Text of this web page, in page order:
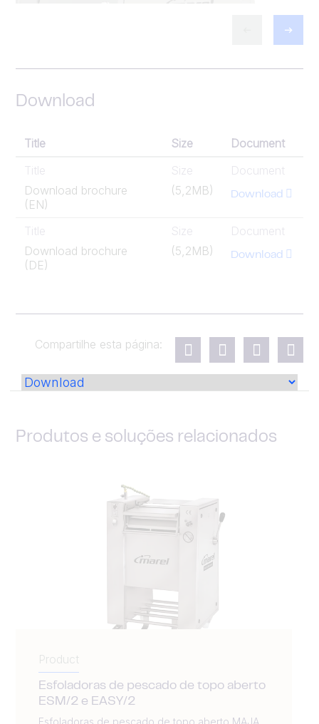
Download
Title Size
Document
Title
Download brochure
(EN)
Size
(5,2MB)
Document
Download
Title
Download brochure
(DE)
Size
(5,2MB)
Document
Download
Compartilhe esta página:
Produtos e soluções relacionados
Product
Esfoladoras de pescado de topo aberto
ESM/2 e EASY/2